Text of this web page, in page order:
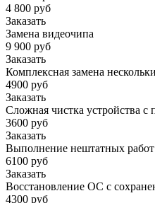
4 800 руб
Заказать
Замена видеочипа
9 900 руб
Заказать
Комплексная замена
4900 руб
Заказать
Сложная чистка устройства с
3600 руб
Заказать
Выполнение нештатных
6100 руб
Заказать
Восстановление ОС с
4300 руб